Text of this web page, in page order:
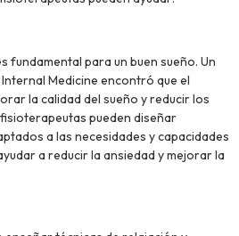
fundamental para un buen sueño. Un
Medicine encontró que el
la calidad del sueño y reducir los
pueden diseñar
a las necesidades y capacidades
a reducir la ansiedad y mejorar la